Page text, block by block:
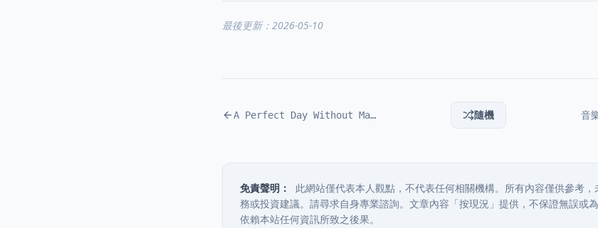
最後更新：2026-05-10
A Perfect Day Without Magic 隨機
免責聲明：
此網站僅代表本人觀點，不代表任何相關機構。所有內容僅供參考
務或投資建議。請尋求自身專業諮詢。文章內容「按現況」提供，不保證無誤或
依賴本站任何資訊所致之後果。